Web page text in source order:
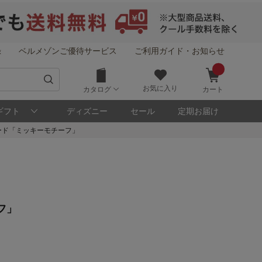
ベルメゾンご優待サービス ご利用ガイド・お知らせ
カタログ お気に入り カート
フト ディズニー セール 定期お届け
「ミッキーモチーフ」